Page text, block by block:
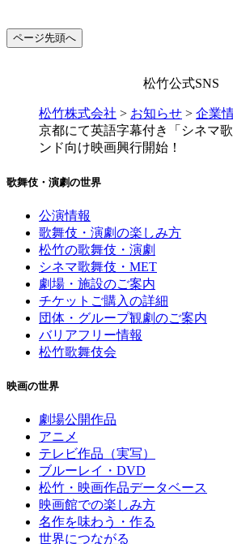
ページ先頭へ
松竹公式SNS
松竹株式会社 > お知らせ > 企業
京都にて英語字幕付き「シネマ
ンド向け映画興行開始！
歌舞伎・演劇の世界
公演情報
歌舞伎・演劇の楽しみ方
松竹の歌舞伎・演劇
シネマ歌舞伎・MET
劇場・施設のご案内
チケットご購入の詳細
団体・グループ観劇のご案内
バリアフリー情報
松竹歌舞伎会
映画の世界
劇場公開作品
アニメ
テレビ作品（実写）
ブルーレイ・DVD
松竹・映画作品データベース
映画館での楽しみ方
名作を味わう・作る
世界につながる